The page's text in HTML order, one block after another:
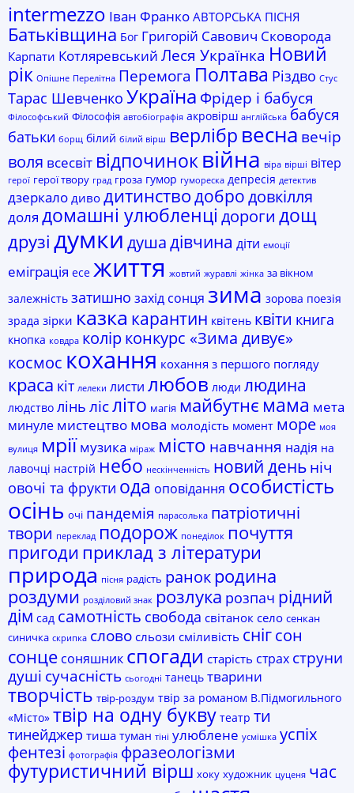
intermezzo Іван Франко АВТОРСЬКА ПІСНЯ
Батьківщина Бог Григорій Савович Сковорода
Карпати Котляревський Леся Українка Новий
рік Опішне Перелітна Перемога Полтава Різдво Стус
Тарас Шевченко Україна Фрідер і бабуся
Філософський Філософія автобіографія акровірш англійська бабуся
батьки борщ білий білий вірш верлібр весна вечір
воля всесвіт відпочиноквійна віра вірші вітер
герої герої твору град гроза гумор гумореска депресія детектив
дзеркало диво дитинстводобродовкілля
доля домашні улюбленці дороги дощ
друзі думки душадівчина діти емоції
еміграція есе життя жовтий журавлі жінка за вікном
залежність затишно захід сонця зима зорова поезія
зрада зірки казка карантин квітень квіти книга
кнопка ковдра колірконкурс «Зима дивує»
космос кохання кохання з першого погляду
краса кіт лелеки листи любов люди людина
людство лінь лісліто магія майбутнє мама мета
минуле мистецтво мова молодість момент море моя
вулиця мрії музика міраж місто навчання надія на
лавочці настрій небо нескінченність новий деньніч
овочі та фрукти ода оповідання особистість
осінь очі пандемія парасолька патріотичні
твори переклад подорож понеділок почуття
пригоди приклад з літератури
природа пісня радість ранокродина
роздуми розділовий знак розлука розпач рідний
дім сад самотність свобода світанок село сенкан
синичка скрипка слово сльози сміливість снігсон
сонце соняшник спогади старість страх струни
душі сучасність сьогодні танець тварини
творчість твір-роздум твір за романом В.Підмогильного
«Місто» твір на одну букву театр ти
тинейджер тиша туман тіні улюблене усмішка успіх
фентезі фотографія фразеологізми
футуристичний вірш хоку художник цуценя час